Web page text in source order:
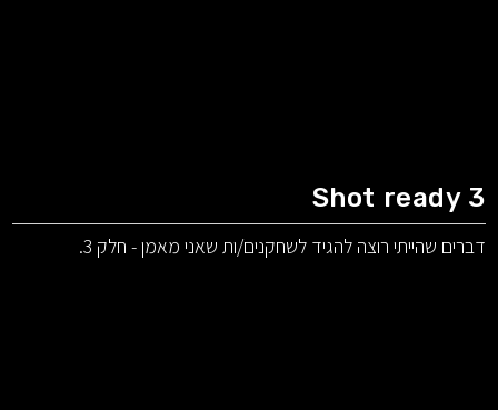
Shot ready 3
דברים שהייתי רוצה להגיד לשחקנים/ות שאני מאמן - חלק 3.